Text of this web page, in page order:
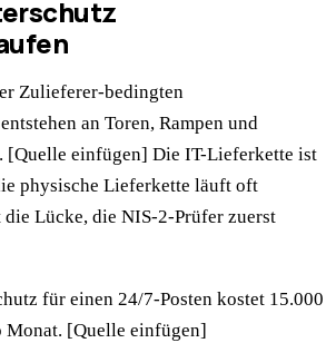
Zulieferer-bedingten
an Toren, Rampen und
[Quelle einfügen] Die IT-Lieferkette ist
physische Lieferkette läuft oft
die Lücke, die NIS-2-Prüfer zuerst
für einen 24/7-Posten kostet 15.000
Monat. [Quelle einfügen]